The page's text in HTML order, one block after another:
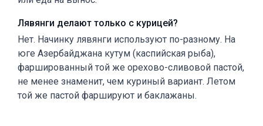
Лявянги делают только с курицей?
Нет. Начинку лявянги используют по-разному. На
юге Азербайджана кутум (каспийская рыба),
фаршированный той же орехово-сливовой пастой,
не менее знаменит, чем куриный вариант. Летом
той же пастой фаршируют и баклажаны.